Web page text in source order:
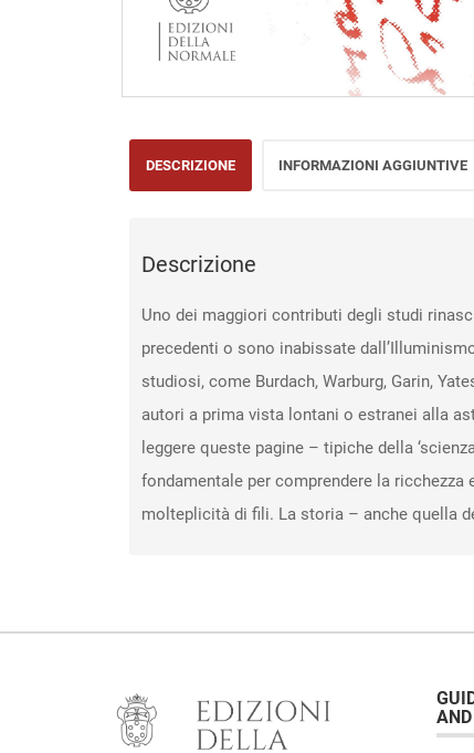
DESCRIZIONE INFORMAZIONI AGGIUNTIVE
Descrizione
Uno dei maggiori contributi degli studi
precedenti o sono inabissate
studiosi, come Burdach, Warburg, Garin,
autori a prima vista lontani o estranei alla
leggere queste pagine – tipiche della
fondamentale per comprendere la ricchezza
molteplicità di fili. La storia – anche quella